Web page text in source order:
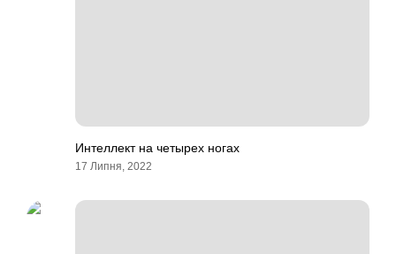
Интеллект на четырех ногах
17 Липня, 2022